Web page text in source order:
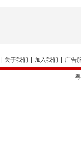
关于我们 加入我们 广告